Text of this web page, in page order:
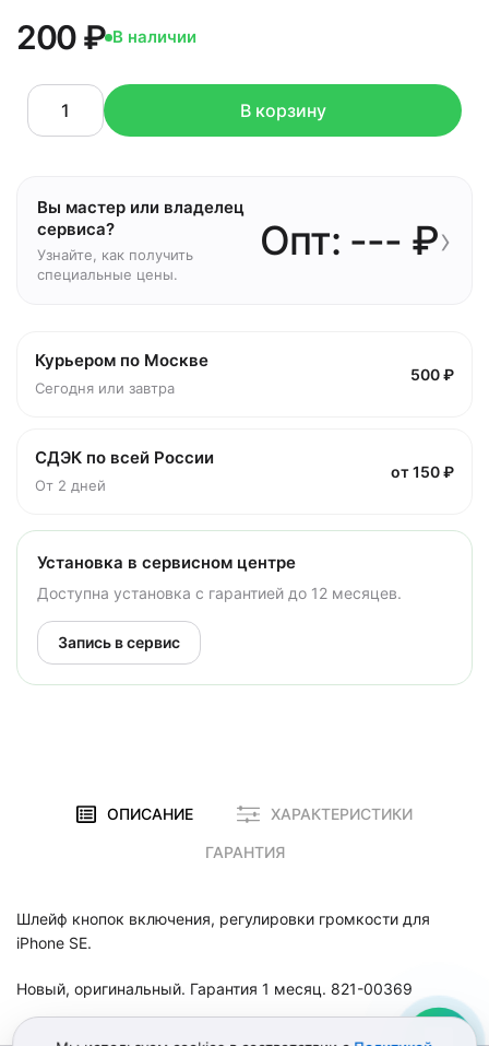
200 ₽ В наличии
В корзину
Вы мастер или владелец
сервиса?
Узнайте, как получить
специальные цены.
Опт: --- ₽›
Курьером по Москве
Сегодня или завтра
500 ₽
СДЭК по всей России
От 2 дней
от 150 ₽
Установка в сервисном центре
Доступна установка с гарантией до 12 месяцев.
Запись в сервис
ОПИСАНИЕ ХАРАКТЕРИСТИКИ
ГАРАНТИЯ
Шлейф кнопок включения, регулировки громкости для
iPhone SE.
Новый, оригинальный. Гарантия 1 месяц. 821-00369